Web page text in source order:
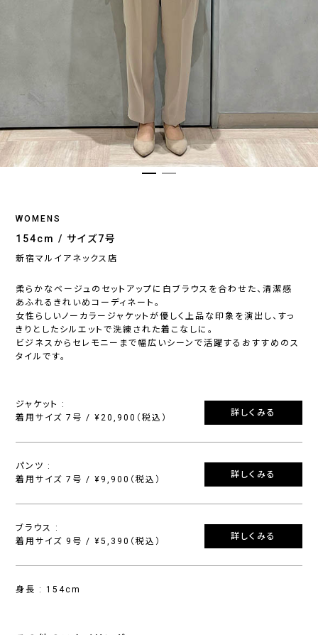
WOMENS
154cm / サイズ7号
新宿マルイアネックス店
柔らかなベージュのセットアップに白ブラウスを合わせた、清潔感
あふれるきれいめコーディネート。
女性らしいノーカラージャケットが優しく上品な印象を演出し、すっ
きりとしたシルエットで洗練された着こなしに。
ビジネスからセレモニーまで幅広いシーンで活躍するおすすめのス
タイルです。
ジャケット :
着用サイズ 7号 / ¥20,900（税込）
詳しくみる
パンツ :
着用サイズ 7号 / ¥9,900（税込）
詳しくみる
ブラウス :
着用サイズ 9号 / ¥5,390（税込）
詳しくみる
身長 : 154cm